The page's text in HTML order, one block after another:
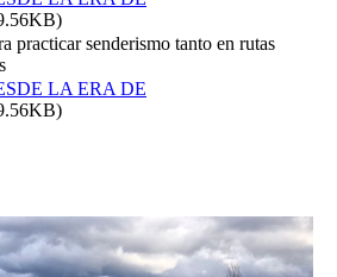
practicar senderismo tanto en rutas
LA ERA DE